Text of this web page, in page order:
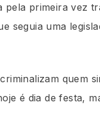
primeira vez
seguia uma
quem
é dia de festa,